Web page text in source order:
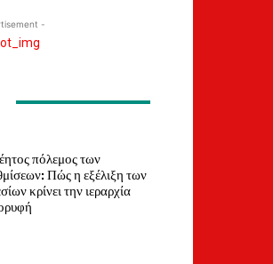
-
πόλεμος των
Πώς η εξέλιξη των
κρίνει την ιεραρχία